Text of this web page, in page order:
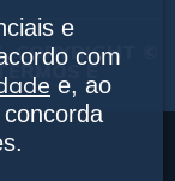
COPYRIGHT ©
E
e
com
e, ao